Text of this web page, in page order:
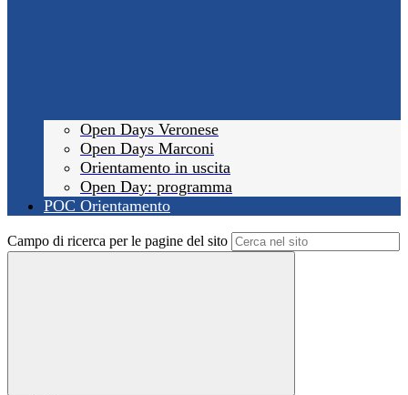
Open Days Veronese
Open Days Marconi
Orientamento in uscita
Open Day: programma
POC Orientamento
Campo di ricerca per le pagine del sito